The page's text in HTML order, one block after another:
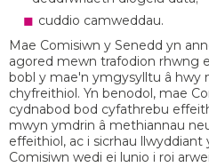
cuddio camweddau.
Mae Comisiwn y Senedd yn
agored mewn trafodion rhwng
bobl y mae'n ymgysylltu â hwy
chyfreithiol. Yn benodol, mae
cydnabod bod cyfathrebu
mwyn ymdrin â methiannau
effeithiol, ac i sicrhau llwyddiant
Comisiwn wedi ei lunio i roi